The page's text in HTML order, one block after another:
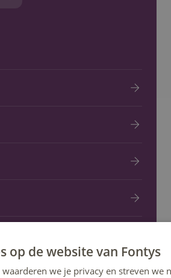
studenten
op de website van Fontys
waarderen we je privacy en streven we